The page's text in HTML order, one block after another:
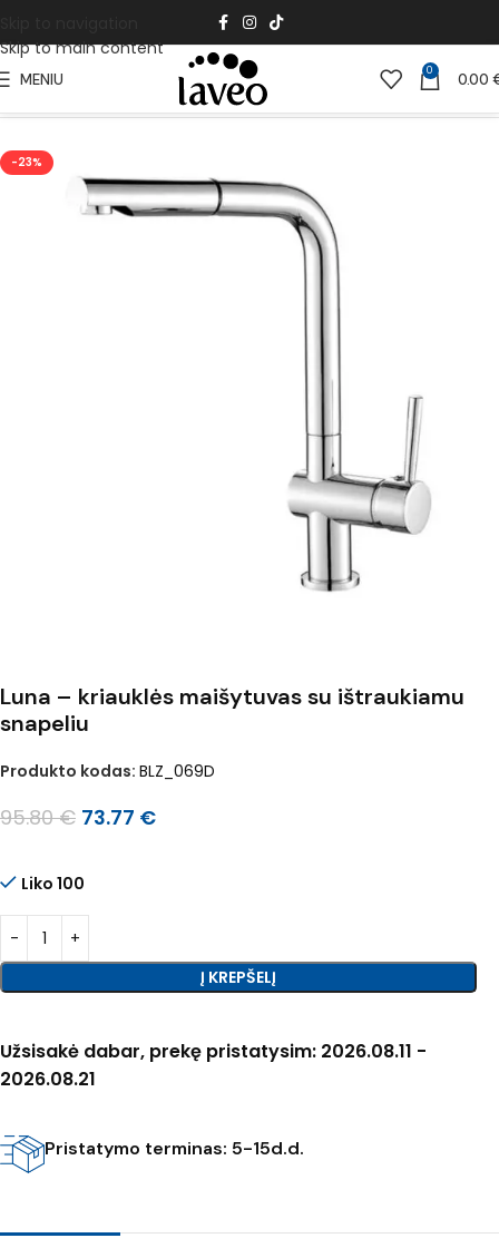
Skip to main content
MENIU 0 0.00
Pradžia Kriauklės maišytuvai
-23%
Luna – kriauklės maišytuvas su ištraukiamu
snapeliu
Produkto kodas: BLZ_069D
95.80€ 73.77 €
Liko 100
Į KREPŠELĮ
Užsisakė dabar, prekę pristatysim: 2026.08.11 -
2026.08.21
Pristatymo terminas: 5-15d.d.